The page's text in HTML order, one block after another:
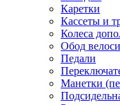
Каретки
Кассеты и
Колеса
Обод
Педали
Манетки